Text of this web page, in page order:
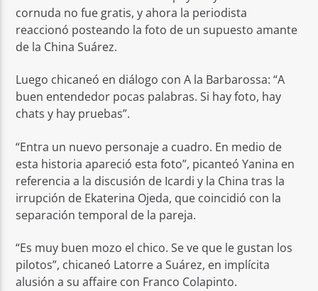
cornuda no fue gratis, y ahora la periodista
reaccionó posteando la foto de un supuesto amante
de la China Suárez.
Luego chicaneó en diálogo con A la Barbarossa: “A
buen entendedor pocas palabras. Si hay foto, hay
chats y hay pruebas”.
“Entra un nuevo personaje a cuadro. En medio de
esta historia apareció esta foto”, picanteó Yanina en
referencia a la discusión de Icardi y la China tras la
irrupción de Ekaterina Ojeda, que coincidió con la
separación temporal de la pareja.
“Es muy buen mozo el chico. Se ve que le gustan los
pilotos”, chicaneó Latorre a Suárez, en implícita
alusión a su affaire con Franco Colapinto.